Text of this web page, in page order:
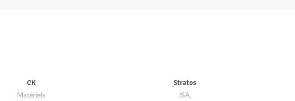
CK
Matériels
Stratos
ISA,